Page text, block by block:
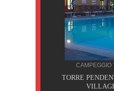
CAMPEGGIO
TORRE